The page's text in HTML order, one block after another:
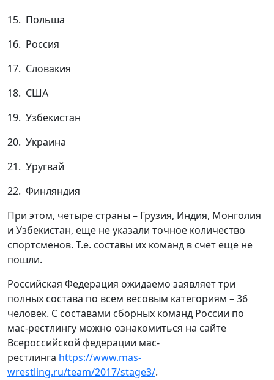
15. Польша
16. Россия
17. Словакия
18. США
19. Узбекистан
20. Украина
21. Уругвай
22. Финляндия
При этом, четыре страны – Грузия, Индия, Монголия
и Узбекистан, еще не указали точное количество
спортсменов. Т.е. составы их команд в счет еще не
пошли.
Российская Федерация ожидаемо заявляет три
полных состава по всем весовым категориям – 36
человек. С составами сборных команд России по
мас-рестлингу можно ознакомиться на сайте
Всероссийской федерации мас-
рестлинга https://www.mas-
wrestling.ru/team/2017/stage3/.